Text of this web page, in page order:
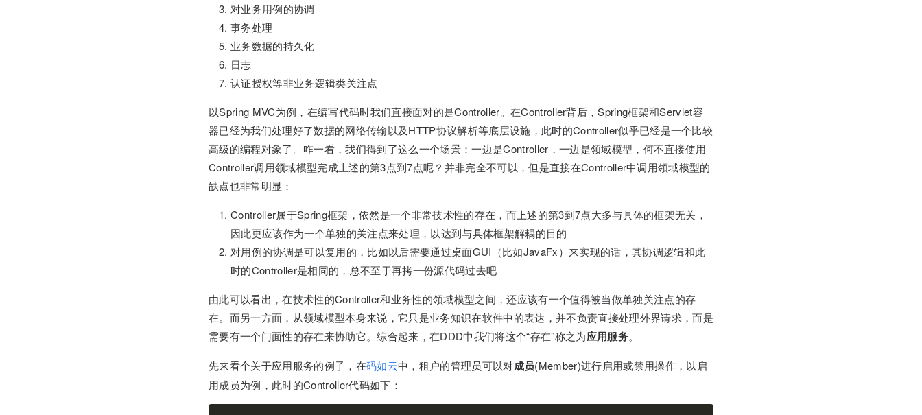
对业务用例的协调
事务处理
业务数据的持久化
日志
认证授权等非业务逻辑类关注点
以Spring MVC为例，在编写代码时我们直接面对的是Controller。在Controller背后，Spring框架和Servlet容
器已经为我们处理好了数据的网络传输以及HTTP协议解析等底层设施，此时的Controller似乎已经是一个比较
高级的编程对象了。咋一看，我们得到了这么一个场景：一边是Controller，一边是领域模型，何不直接使用
Controller调用领域模型完成上述的第3点到7点呢？并非完全不可以，但是直接在Controller中调用领域模型的
缺点也非常明显：
Controller属于Spring框架，依然是一个非常技术性的存在，而上述的第3到7点大多与具体的框架无关，
因此更应该作为一个单独的关注点来处理，以达到与具体框架解耦的目的
对用例的协调是可以复用的，比如以后需要通过桌面GUI（比如JavaFx）来实现的话，其协调逻辑和此
时的Controller是相同的，总不至于再拷一份源代码过去吧
由此可以看出，在技术性的Controller和业务性的领域模型之间，还应该有一个值得被当做单独关注点的存
在。而另一方面，从领域模型本身来说，它只是业务知识在软件中的表达，并不负责直接处理外界请求，而是
需要有一个门面性的存在来协助它。综合起来，在DDD中我们将这个“存在”称之为应用服务。
先来看个关于应用服务的例子，在码如云中，租户的管理员可以对成员(Member)进行启用或禁用操作，以启
用成员为例，此时的Controller代码如下：